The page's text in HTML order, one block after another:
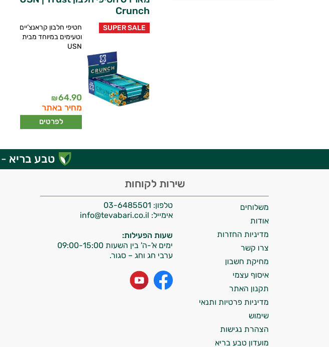
Crunch
SUPER SALE
חטיפי חלבון קראנצ’יים
וטעימים במיוחד מבית
USN
64.90
₪
מחיר באתר
לפרטים
טבע בריא - 100% קנייה בטוחה
שירות לקוחות
טלפון: 03-6485501
אימייל:
שעות הפעילות:
ימים א'-ה' בין השעות 09:00-15:00
ערבי חג וחג – סגור.
משלוחים
אודות
מדיניות החזרות
צרו קשר
מחיקת חשבון
איסוף עצמי
תקנון האתר
מדיניות פרטיות ותנאי
שימוש
הצהרת נגישות
מועדון טבע בריא
התשובות שלי מבוססות על מאגרי מידע קליניים
וספרות מקצועית בתחומי הרפואה הטבעית
ותזונת הספורט.
אני כאן כדי לעזור לך להתאים את תוספי
התזונה ומוצרי הבריאות המדויקים למטרות
ולמצב הגופני שלך, ולהסביר לך אילו רכיבים
עובדים יחד כדי למקסם תוצאות גם בחיי היום
המטרה שלי היא להתאים עבורך המלצות
אישיות מבוססות מדעית.